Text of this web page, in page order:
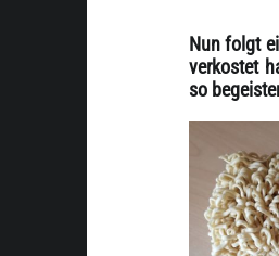
Nun folgt
verkostet
so